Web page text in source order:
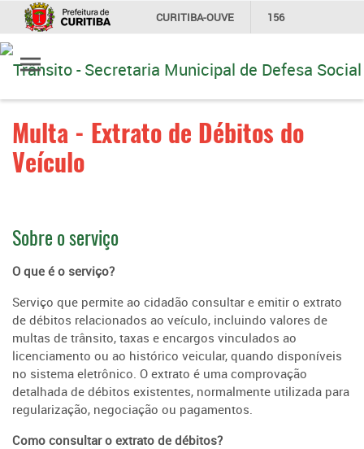
CURITIBA-OUVE 156
Ir
para
conteúdo
Multa - Extrato de Débitos do
Veículo
Sobre o serviço
O que é o serviço?
Serviço que permite ao cidadão consultar e emitir o extrato
de débitos relacionados ao veículo, incluindo valores de
multas de trânsito, taxas e encargos vinculados ao
licenciamento ou ao histórico veicular, quando disponíveis
no sistema eletrônico. O extrato é uma comprovação
detalhada de débitos existentes, normalmente utilizada para
regularização, negociação ou pagamentos.
Como consultar o extrato de débitos?